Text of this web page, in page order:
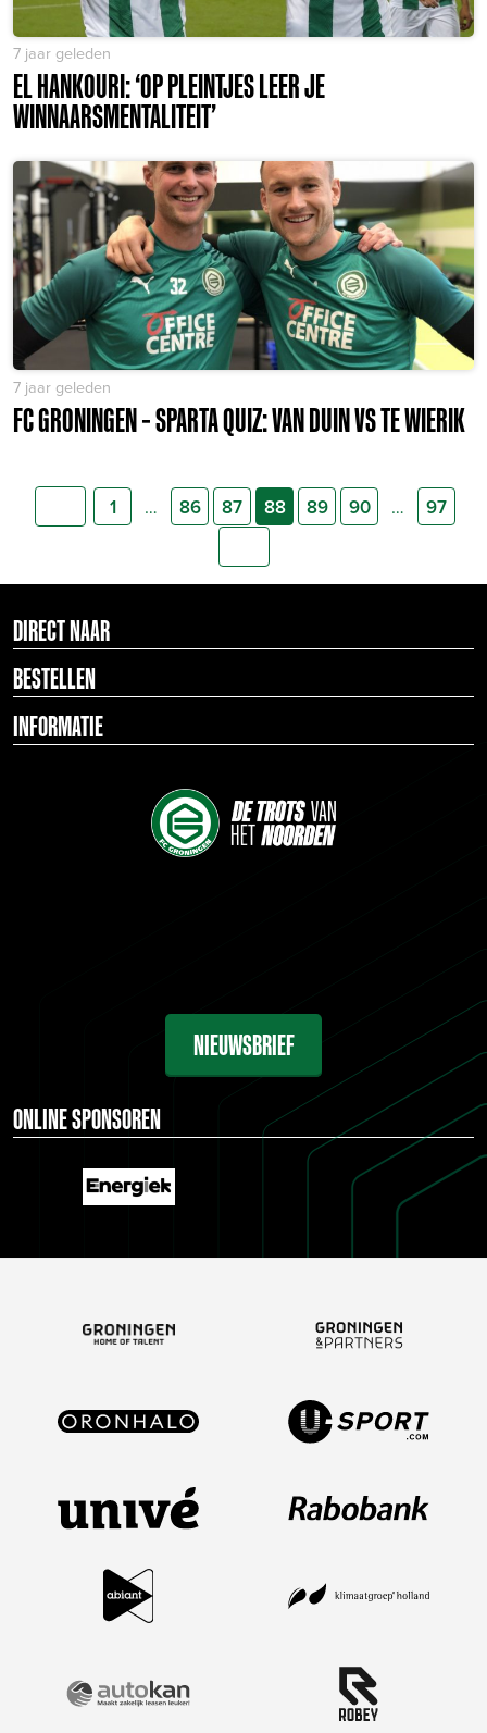
7 jaar geleden
EL HANKOURI: ‘OP PLEINTJES LEER JE
WINNAARSMENTALITEIT’
7 jaar geleden
FC GRONINGEN – SPARTA QUIZ: VAN DUIN VS TE WIERIK
1 … 86 87 88 89 90 … 97
DIRECT NAAR
BESTELLEN
INFORMATIE
NIEUWSBRIEF
ONLINE SPONSOREN